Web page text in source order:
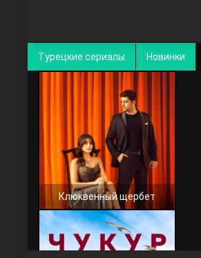
Турецкие сериалы Новинки
Клюквенный щербет